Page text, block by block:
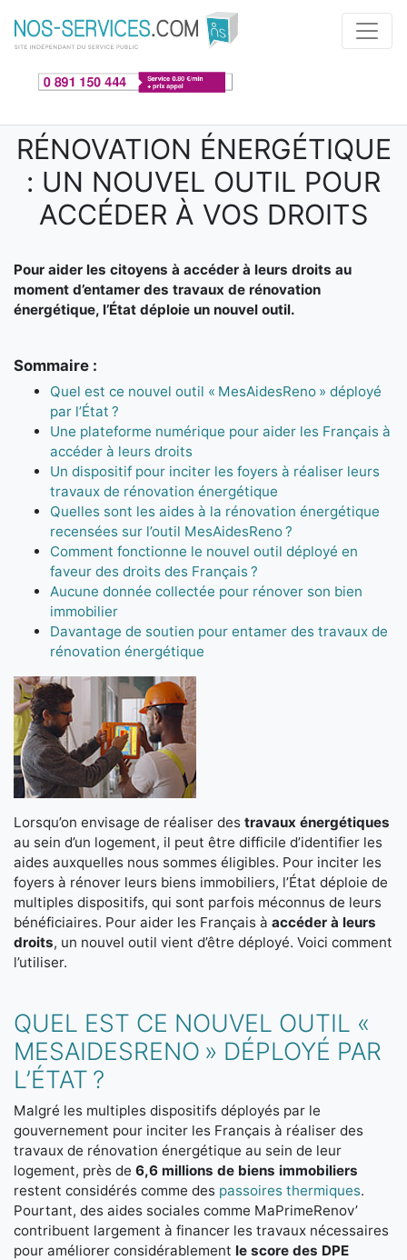
Aller au contenu principal
RÉNOVATION ÉNERGÉTIQUE
: UN NOUVEL OUTIL POUR
ACCÉDER À VOS DROITS
Pour aider les citoyens à accéder à leurs droits au
moment d’entamer des travaux de rénovation
énergétique, l’État déploie un nouvel outil.
Sommaire :
Quel est ce nouvel outil « MesAidesReno » déployé
par l’État ?
Une plateforme numérique pour aider les Français à
accéder à leurs droits
Un dispositif pour inciter les foyers à réaliser leurs
travaux de rénovation énergétique
Quelles sont les aides à la rénovation énergétique
recensées sur l’outil MesAidesReno ?
Comment fonctionne le nouvel outil déployé en
faveur des droits des Français ?
Aucune donnée collectée pour rénover son bien
immobilier
Davantage de soutien pour entamer des travaux de
rénovation énergétique
Lorsqu’on envisage de réaliser des travaux énergétiques
au sein d’un logement, il peut être difficile d’identifier les
aides auxquelles nous sommes éligibles. Pour inciter les
foyers à rénover leurs biens immobiliers, l’État déploie de
multiples dispositifs, qui sont parfois méconnus de leurs
bénéficiaires. Pour aider les Français à accéder à leurs
droits, un nouvel outil vient d’être déployé. Voici comment
l’utiliser.
QUEL EST CE NOUVEL OUTIL «
MESAIDESRENO » DÉPLOYÉ PAR
L’ÉTAT ?
Malgré les multiples dispositifs déployés par le
gouvernement pour inciter les Français à réaliser des
travaux de rénovation énergétique au sein de leur
logement, près de 6,6 millions de biens immobiliers
restent considérés comme des passoires thermiques.
Pourtant, des aides sociales comme MaPrimeRenov’
contribuent largement à financer les travaux nécessaires
pour améliorer considérablement le score des DPE